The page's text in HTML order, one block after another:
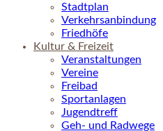
Stadtplan
Verkehrsanbindung
Friedhöfe
Kultur & Freizeit
Veranstaltungen
Vereine
Freibad
Sportanlagen
Jugendtreff
Geh- und Radwege